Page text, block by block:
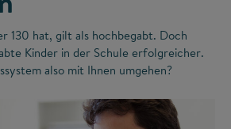
130 hat, gilt als hochbegabt. Doch
Kinder in der Schule erfolgreicher.
also mit Ihnen umgehen?